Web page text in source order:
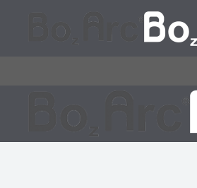
Terug naar hoofdinhoud